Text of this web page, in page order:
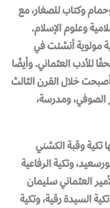
وكتاب للصغار، مع
وعلوم الإسلام.
مولوية أنشئت في
للأدب العثماني. وأيضًا
أصبحت خلال القرن الثالث
ومدرسة،
تكية وقبة الكشني
وتكية الرفاعية
العثماني سليمان
السيدة رقية، وتكية